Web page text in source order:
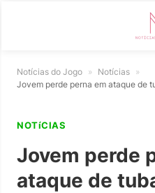
Notícias do Jogo » Notícias »
Jovem perde perna em ataque de
NOTíCIAS
Jovem perde
ataque de